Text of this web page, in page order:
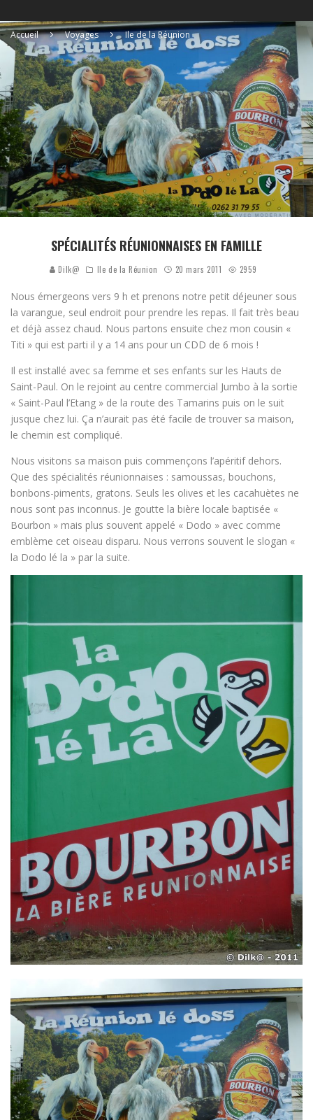
Accueil Voyages Ile de la Réunion
SPÉCIALITÉS RÉUNIONNAISES EN FAMILLE
Dilk@ Ile de la Réunion 20 mars 2011 2959
Nous émergeons vers 9 h et prenons notre petit déjeuner sous
la varangue, seul endroit pour prendre les repas. Il fait très beau
et déjà assez chaud. Nous partons ensuite chez mon cousin «
Titi » qui est parti il y a 14 ans pour un CDD de 6 mois !
Il est installé avec sa femme et ses enfants sur les Hauts de
Saint-Paul. On le rejoint au centre commercial Jumbo à la sortie
« Saint-Paul l’Etang » de la route des Tamarins puis on le suit
jusque chez lui. Ça n’aurait pas été facile de trouver sa maison,
le chemin est compliqué.
Nous visitons sa maison puis commençons l’apéritif dehors.
Que des spécialités réunionnaises : samoussas, bouchons,
bonbons-piments, gratons. Seuls les olives et les cacahuètes ne
nous sont pas inconnus. Je goutte la bière locale baptisée «
Bourbon » mais plus souvent appelé « Dodo » avec comme
emblème cet oiseau disparu. Nous verrons souvent le slogan «
la Dodo lé la » par la suite.